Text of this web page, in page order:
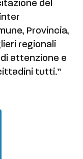
del
Provincia,
regionali
attenzione e
tutti.”